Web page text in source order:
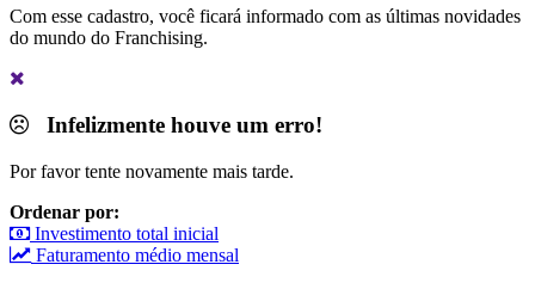
Com esse cadastro, você ficará informado com as últimas novidades
do mundo do Franchising.
Infelizmente houve um erro!
Por favor tente novamente mais tarde.
Ordenar por:
Investimento total inicial
Faturamento médio mensal